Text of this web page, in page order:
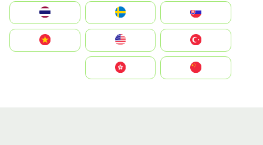
Slovensko
United States
Vietnam